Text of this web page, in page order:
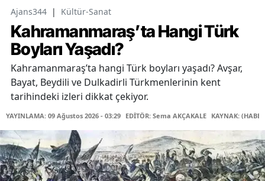
Ajans344 | Kültür-Sanat
Kahramanmaraş’ta Hangi Türk
Boyları Yaşadı?
Kahramanmaraş’ta hangi Türk boyları yaşadı? Avşar,
Bayat, Beydili ve Dulkadirli Türkmenlerinin kent
tarihindeki izleri dikkat çekiyor.
YAYINLAMA: 09 Ağustos 2026 - 03:29 EDİTÖR: Sema AKÇAKALE KAYNAK: